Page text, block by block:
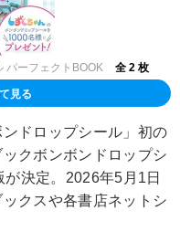
ーフェクトBOOK 全 2 枚
見る
ドロップシール」初の
クボンボンドロップシ
決定。2026年5月1日
クスや各書店ネットシ